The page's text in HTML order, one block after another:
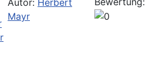
Mayr